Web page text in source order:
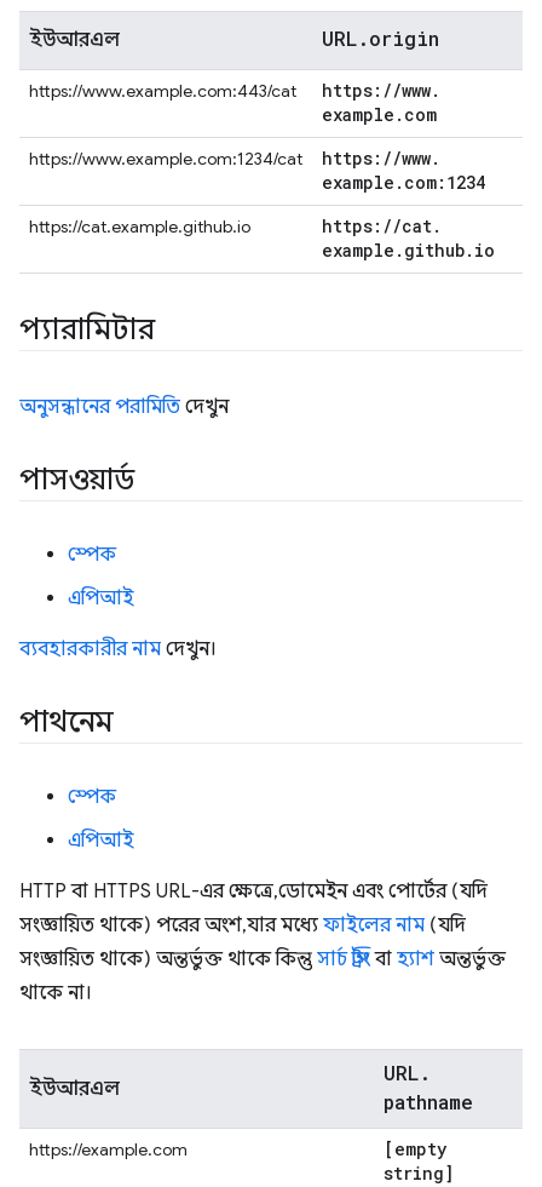
ইউআরএল URL.origin
https://www.example.com:443/cat https: //www.
example . com
https://www.example.com:1234/cat https: //www.
example . com:1234
https://cat.example.github.io https: //cat.
example . github. io
প্যারামিটার
অনুসন্ধানের পরামিতি দেখুন
পাসওয়ার্ড
স্পেক
এপিআই
ব্যবহারকারীর নাম দেখুন।
পাথনেম
স্পেক
এপিআই
HTTP বা HTTPS URL-এর ক্ষেত্রে, ডোমেইন এবং পোর্টের (যদি
সংজ্ঞায়িত থাকে) পরের অংশ, যার মধ্যে ফাইলের নাম (যদি
সংজ্ঞায়িত থাকে) অন্তর্ভুক্ত থাকে কিন্তু সার্চ স্ট্রিংবা হ্যাশ অন্তর্ভুক্ত
থাকে না।
ইউআরএল
URL.
pathname
https://example.com
[empty
string]